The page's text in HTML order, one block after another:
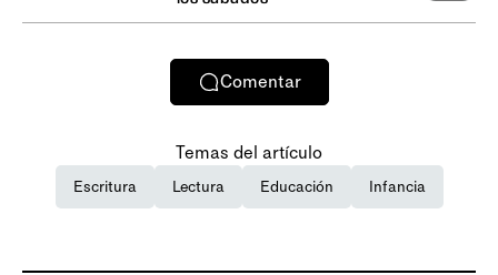
Comentar
Temas del artículo
Escritura Lectura Educación Infancia